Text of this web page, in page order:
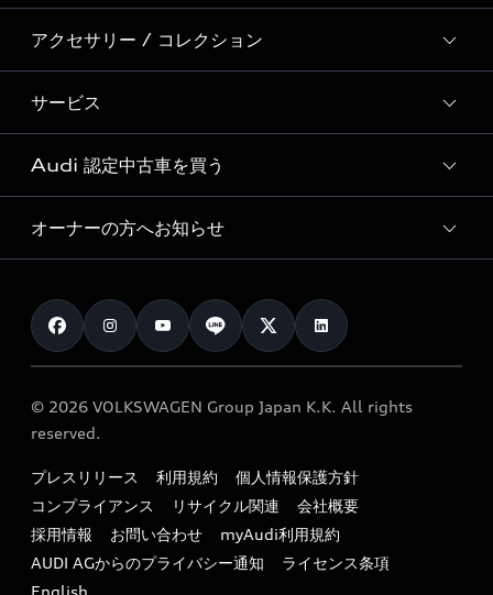
Audi Sport
Formula 1®
デジタルサービス
新車在庫検索
試乗車・展示車検索
見積り依頼
試乗予約
モデル一覧
特別仕様モデル / 限定モデル
e-tronラインアップ
価格シミュレーション
車両比較
カタログ一覧
アクセサリー / コレクション
純正アクセサリー
オンラインショップ
Audi collection
アウディナビアプリ
サービス
サービス入庫予約
サービスプログラム
メンテナンス
車検 / 定期点検
e-tronアフターサポート
myAudi
Audi 認定中古車を買う
Audi認定中古車
クオリティ
保証
メンテナンス
ファイナンス
キャンペーン / イベント
買取査定
オーナーの方へお知らせ
お知らせ
オーナー様向けキャンペーン
特定整備適用車一覧
リサイクル法
よくある質問（FAQ）
© 2026 VOLKSWAGEN Group Japan K.K. All rights
reserved.
プレスリリース 利用規約
個人情報保護方針
コンプライアンス
リサイクル関連
会社概要
採用情報
お問い合わせ
myAudi利用規約
AUDI AGからのプライバシー通知
ライセンス条項
English